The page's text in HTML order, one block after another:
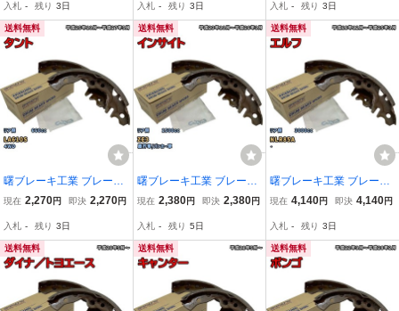
平成21年5月～
入札 - 残り 3日
平成16年12月～平成18年
5月
入札 - 残り 3日
平成17年12月～平成23年
9月
入札 - 残り 3日
送料無料
曙ブレーキ工業 ブレーキ
シュー リア側 ダイハツ
S 平成25年10月～平成27
年5月
現在 2,270円 即決 2,270円
入札 - 残り 3日
送料無料
曙ブレーキ工業 ブレーキ
シュー リア側 ホンダ イ
平成23年10月～平成26年
3月
現在 2,380円 即決 2,380円
入札 - 残り 5日
送料無料
曙ブレーキ工業 ブレーキ
シュー リア側 イスズ エ
平成18年12月～平成25年
3月
現在 4,140円 即決 4,140円
入札 - 残り 3日
送料無料 送料無料 送料無料